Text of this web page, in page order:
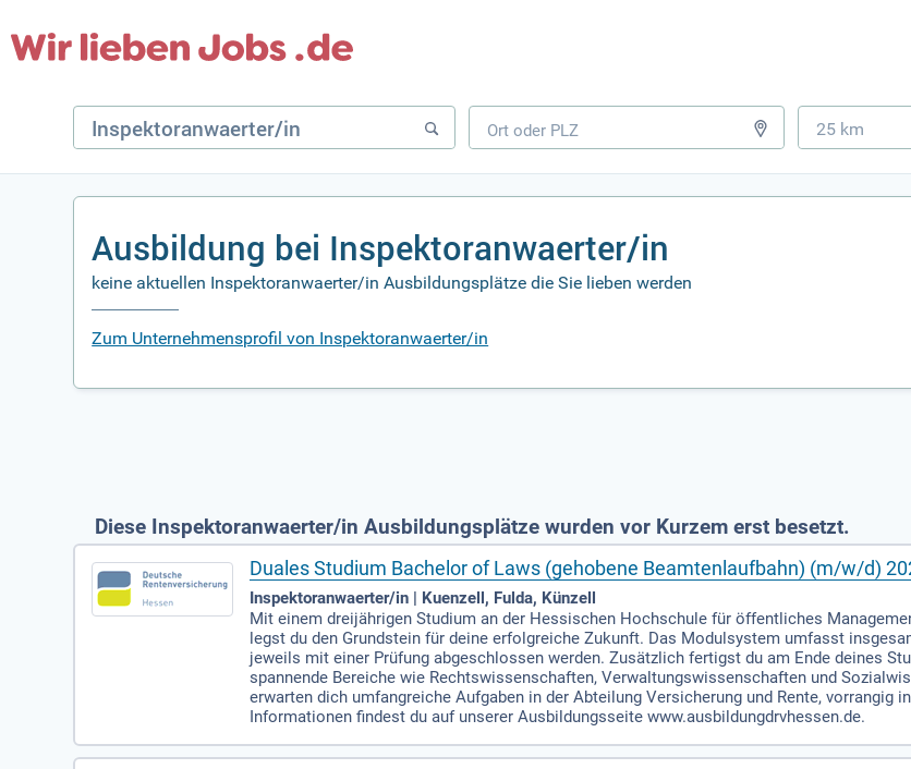
25 km
Ausbildung bei Inspektoranwaerter/in
keine aktuellen Inspektoranwaerter/in Ausbildungsplätze die Sie lieben werden
Zum Unternehmensprofil von Inspektoranwaerter/in
Diese Inspektoranwaerter/in Ausbildungsplätze wurden vor Kurzem erst besetzt.
Duales Studium Bachelor of Laws (gehobene Beamtenlaufbahn) (m/w/d)
Inspektoranwaerter/in | Kuenzell, Fulda, Künzell
Mit einem dreijährigen Studium an der Hessischen Hochschule für öffentliches
legst du den Grundstein für deine erfolgreiche Zukunft. Das Modulsystem umfasst
jeweils mit einer Prüfung abgeschlossen werden. Zusätzlich fertigst du am Ende deines
spannende Bereiche wie Rechtswissenschaften, Verwaltungswissenschaften und
erwarten dich umfangreiche Aufgaben in der Abteilung Versicherung und Rente, vorrangig
Informationen findest du auf unserer Ausbildungsseite www.ausbildungdrvhessen.de.